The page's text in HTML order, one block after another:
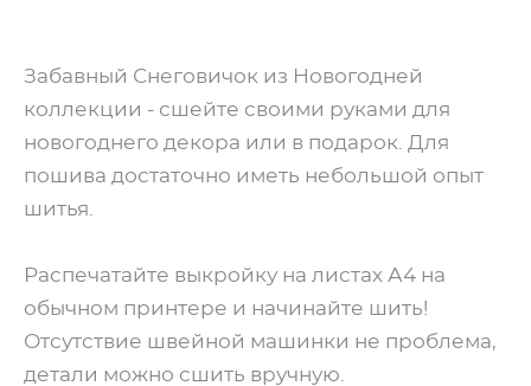
Забавный Снеговичок из Новогодней
коллекции - сшейте своими руками для
новогоднего декора или в подарок. Для
пошива достаточно иметь небольшой опыт
шитья.
Распечатайте выкройку на листах А4 на
обычном принтере и начинайте шить!
Отсутствие швейной машинки не проблема,
детали можно сшить вручную.